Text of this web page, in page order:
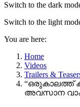
Switch to the dark
Switch to the light
You are here:
Home
Videos
Trailers &
“ഒരുകാലത്ത്
അവസാന